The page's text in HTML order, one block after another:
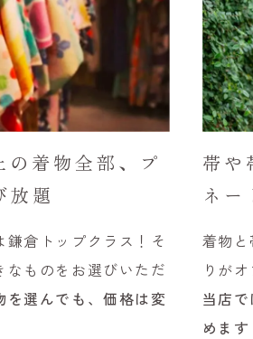
着物全部、プ
放題
鎌倉トップクラス！そ
なものをお選びいただ
を選んでも、価格は変
帯や
ネー
着物
りが
当店
めま